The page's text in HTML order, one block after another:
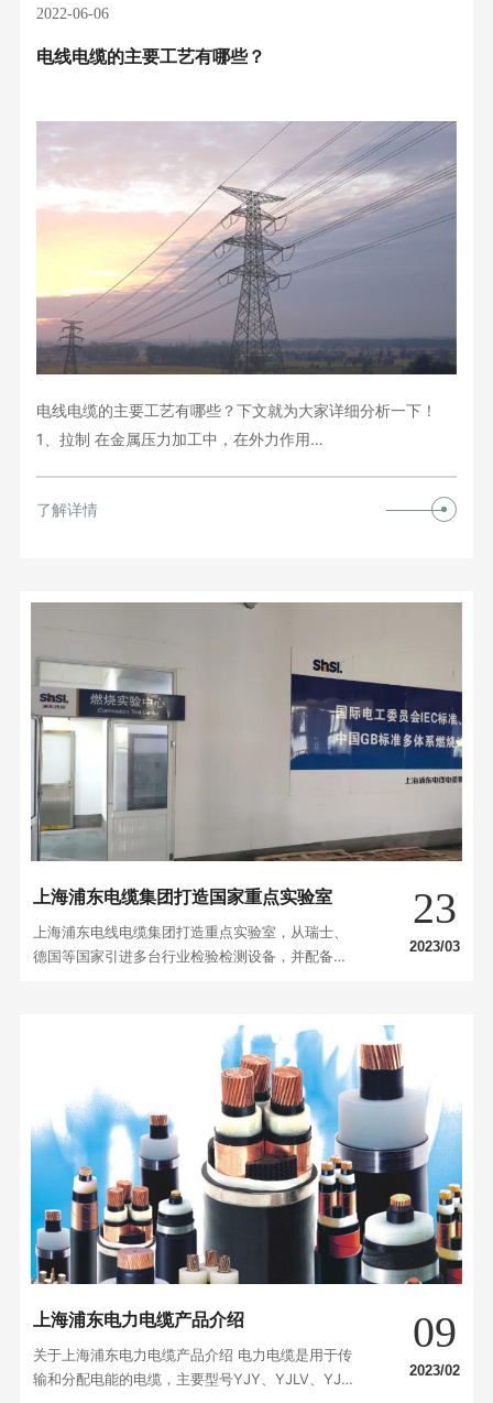
2022-06-06
电线电缆的主要工艺有哪些？
电线电缆的主要工艺有哪些？下文就为大家详细分析一下！
1、拉制 在金属压力加工中，在外力作用…
了解详情
上海浦东电缆集团打造国家重点实验室
上海浦东电线电缆集团打造重点实验室，从瑞士、
德国等国家引进多台行业检验检测设备，并配备了
23
2023/03
上海浦东电力电缆产品介绍
关于上海浦东电力电缆产品介绍 电力电缆是用于传
输和分配电能的电缆，主要型号YJY、YJLV、YJV
09
2023/02